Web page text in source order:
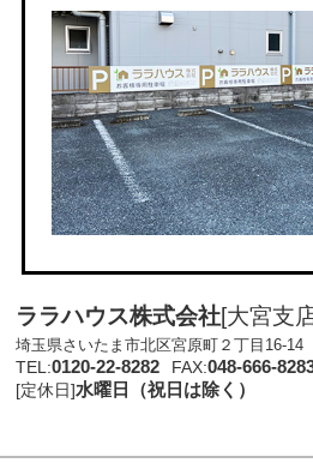
ララハウス株式会社[大宮支
埼玉県さいたま市北区宮原町２丁目16-
TEL:0120-22-8282 FAX:048-666-
[定休日]水曜日（祝日は除く）